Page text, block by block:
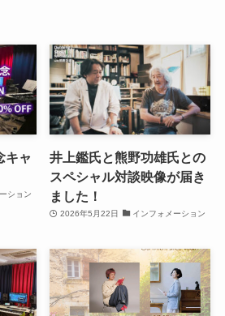
キャ
ション
井上鑑氏と熊野功雄氏との
スペシャル対談映像が届き
ました！
2026年5月22日 インフォメーション